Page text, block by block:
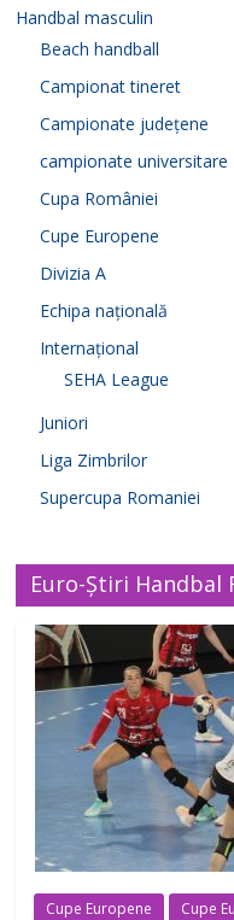
Handbal masculin
Beach handball
Campionat tineret
Campionate județene
campionate universitare
Cupa României
Cupe Europene
Divizia A
Echipa națională
Internațional
SEHA League
Juniori
Liga Zimbrilor
Supercupa Romaniei
Euro-Știri Handbal
Cupe Europene Cupe